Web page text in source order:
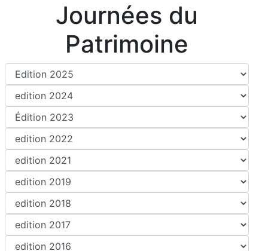
Journées du
Patrimoine